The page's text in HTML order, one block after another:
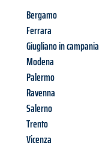
Bergamo
Ferrara
Giugliano in campania
Modena
Palermo
Ravenna
Salerno
Trento
Vicenza